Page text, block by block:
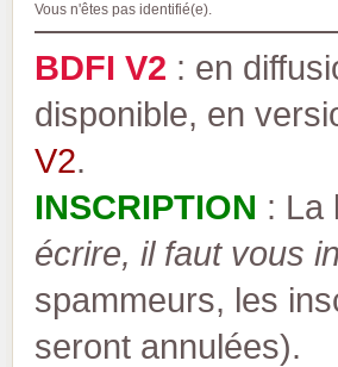
Vous n'êtes pas identifié(e).
BDFI V2 : en
disponible, en
V2.
INSCRIPTION : La
écrire, il faut vous
spammeurs, les
seront annulées).